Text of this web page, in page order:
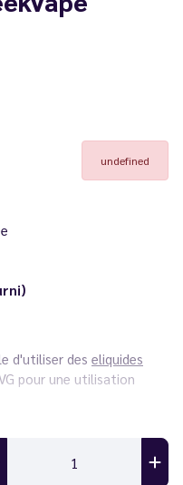
undefined
d'utiliser des eliquides
pour une utilisation